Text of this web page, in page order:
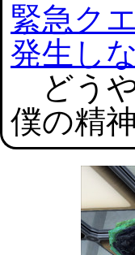
緊急ク
発生し
どう
僕の精